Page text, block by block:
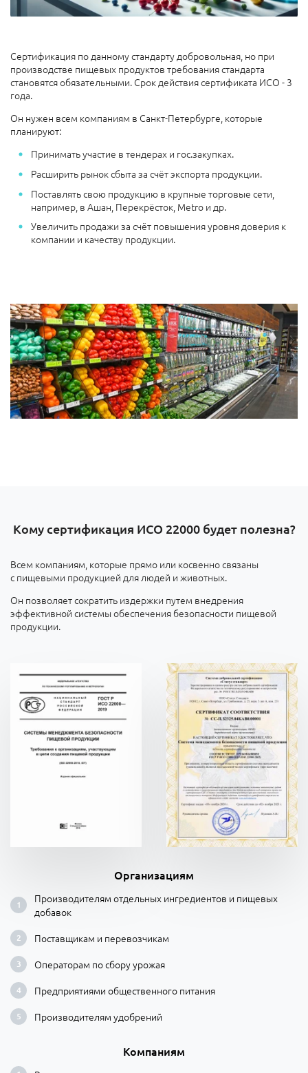
Сертификация по данному стандарту добровольная, но при
производстве пищевых продуктов требования стандарта
становятся обязательными. Срок действия сертификата ИСО - 3
года.
Он нужен всем компаниям в Санкт-Петербурге, которые
планируют:
Принимать участие в тендерах и гос.закупках.
Расширить рынок сбыта за счёт экспорта продукции.
Поставлять свою продукцию в крупные торговые сети,
например, в Ашан, Перекрёсток, Metro и др.
Увеличить продажи за счёт повышения уровня доверия к
компании и качеству продукции.
Кому сертификация ИСО 22000 будет полезна?
Всем компаниям, которые прямо или косвенно связаны
с пищевыми продукцией для людей и животных.
Он позволяет сократить издержки путем внедрения
эффективной системы обеспечения безопасности пищевой
продукции.
Организациям
Производителям отдельных ингредиентов и пищевых
добавок
Поставщикам и перевозчикам
Операторам по сбору урожая
Предприятиями общественного питания
Производителям удобрений
Компаниям